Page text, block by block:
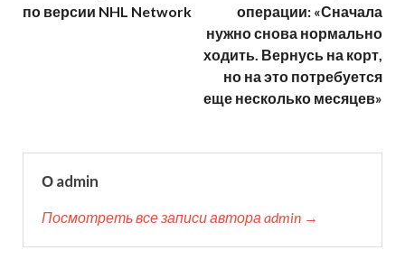
по версии NHL Network
операции: «Сначала
нужно снова нормально
ходить. Вернусь на корт,
но на это потребуется
еще несколько месяцев»
О admin
Посмотреть все записи автора admin →